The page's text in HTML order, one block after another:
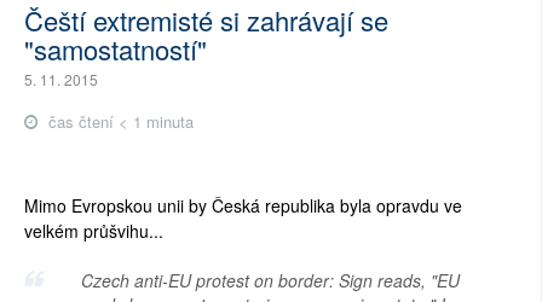
Čeští extremisté si zahrávají se
"samostatností"
5. 11. 2015
čas čtení < 1 minuta
Mimo Evropskou unii by Česká republika byla opravdu ve
velkém průšvihu...
Czech anti-EU protest on border: Sign reads, "EU